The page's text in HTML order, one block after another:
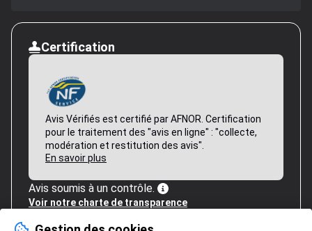
Certification
Avis Vérifiés est certifié par AFNOR. Certification
pour le traitement des "avis en ligne" : "collecte,
modération et restitution des avis".
En savoir plus
Avis soumis à un contrôle.
Voir notre charte de transparence